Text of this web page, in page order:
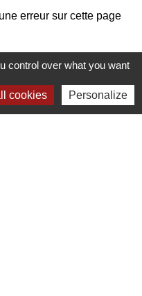
erreur sur cette page
control over what you want
cookies Personalize